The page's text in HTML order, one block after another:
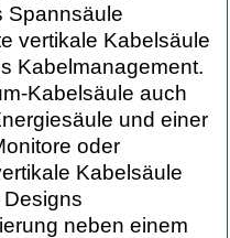
Spannsäule
vertikale Kabelsäule
Kabelmanagement.
Kabelsäule auch
und einer
oder
Kabelsäule
neben einem